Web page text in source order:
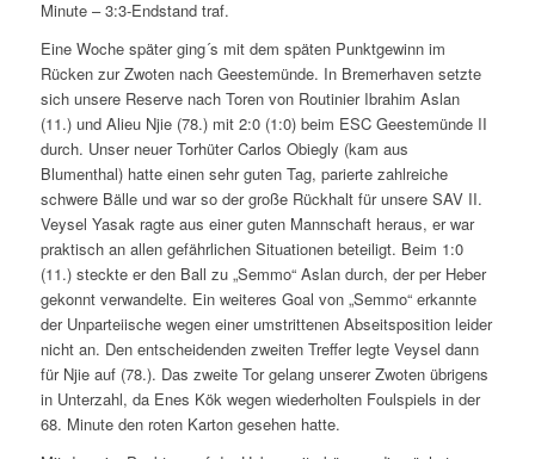
Minute – 3:3-Endstand traf.
Eine Woche später ging´s mit dem späten Punktgewinn im
Rücken zur Zwoten nach Geestemünde. In Bremerhaven setzte
sich unsere Reserve nach Toren von Routinier Ibrahim Aslan
(11.) und Alieu Njie (78.) mit 2:0 (1:0) beim ESC Geestemünde II
durch. Unser neuer Torhüter Carlos Obiegly (kam aus
Blumenthal) hatte einen sehr guten Tag, parierte zahlreiche
schwere Bälle und war so der große Rückhalt für unsere SAV II.
Veysel Yasak ragte aus einer guten Mannschaft heraus, er war
praktisch an allen gefährlichen Situationen beteiligt. Beim 1:0
(11.) steckte er den Ball zu „Semmo“ Aslan durch, der per Heber
gekonnt verwandelte. Ein weiteres Goal von „Semmo“ erkannte
der Unparteiische wegen einer umstrittenen Abseitsposition leider
nicht an. Den entscheidenden zweiten Treffer legte Veysel dann
für Njie auf (78.). Das zweite Tor gelang unserer Zwoten übrigens
in Unterzahl, da Enes Kök wegen wiederholten Foulspiels in der
68. Minute den roten Karton gesehen hatte.